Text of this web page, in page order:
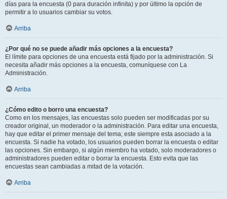
días para la encuesta (0 para duración infinita) y por último la opción de
permitir a lo usuarios cambiar su votos.
Arriba
¿Por qué no se puede añadir más opciones a la encuesta?
El límite para opciones de una encuesta está fijado por la administración. Si
necesita añadir más opciones a la encuesta, comuníquese con La
Administración.
Arriba
¿Cómo edito o borro una encuesta?
Como en los mensajes, las encuestas solo pueden ser modificadas por su
creador original, un moderador o la administración. Para editar una encuesta,
hay que editar el primer mensaje del tema; este siempre esta asociado a la
encuesta. Si nadie ha votado, los usuarios pueden borrar la encuesta o editar
las opciones. Sin embargo, si algún miembro ha votado, solo moderadores o
administradores pueden editar o borrar la encuesta. Esto evita que las
encuestas sean cambiadas a mitad de la votación.
Arriba